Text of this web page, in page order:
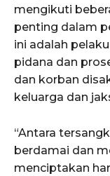
mengikuti
penting dalam
ini adalah
pidana dan
dan korban
keluarga dan
“Antara
berdamai dan
menciptakan